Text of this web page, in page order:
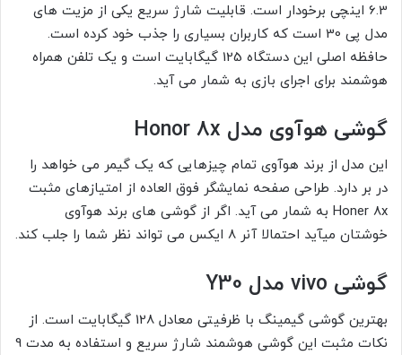
6.3 اینچی برخودار است. قابلیت شارژ سریع یکی از مزیت های
مدل پی 30 است که کاربران بسیاری را جذب خود کرده است.
حافظه اصلی این دستگاه 125 گیگابایت است و یک تلفن همراه
هوشمند برای اجرای بازی به شمار می آید.
گوشی هوآوی مدل Honor 8x
این مدل از برند هوآوی تمام چیزهایی که یک گیمر می خواهد را
در بر دارد. طراحی صفحه نمایشگر فوق العاده از امتیازهای مثبت
Honer 8x به شمار می آید. اگر از گوشی های برند هوآوی
خوشتان میآید احتمالا آنر 8 ایکس می تواند نظر شما را جلب کند.
گوشی vivo مدل Y30
بهترین گوشی گیمینگ با ظرفیتی معادل 128 گیگابایت است. از
نکات مثبت این گوشی هوشمند شارژ سریع و استفاده به مدت 9